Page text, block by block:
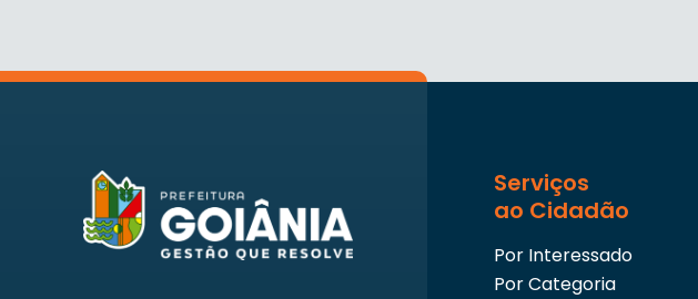
Serviços
ao Cidadão
Por Interessado
Por Categoria